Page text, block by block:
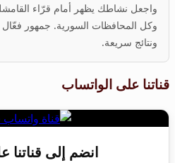
واجعل نشاطك يظهر أمام قرّاء
وكل المحافظات السورية. جمهور فعّال
ونتائج سريعة.
قناتنا على الواتساب
انضم إلى